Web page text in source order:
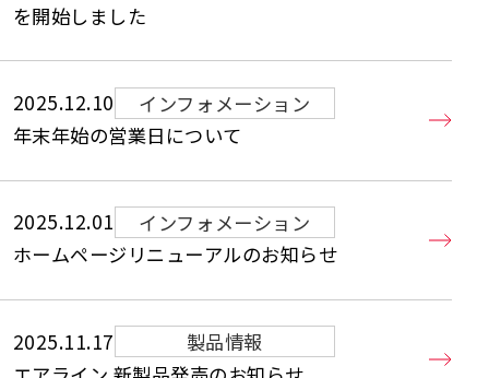
を開始しました
2025.12.10
インフォメーション
年末年始の営業日について
2025.12.01
インフォメーション
ホームページリニューアルのお知らせ
2025.11.17
製品情報